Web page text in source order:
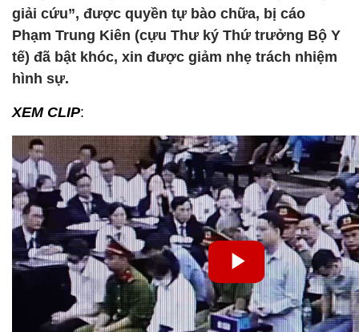
giải cứu”, được quyền tự bào chữa, bị cáo
Phạm Trung Kiên (cựu Thư ký Thứ trưởng Bộ Y
tế) đã bật khóc, xin được giảm nhẹ trách nhiệm
hình sự.
XEM CLIP: